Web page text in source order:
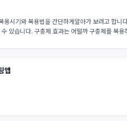
시기와 복용법을 간단하게알아가 보려고 합
있습니다. 구충제 효과는 어떨까 구충제를 복용
앱